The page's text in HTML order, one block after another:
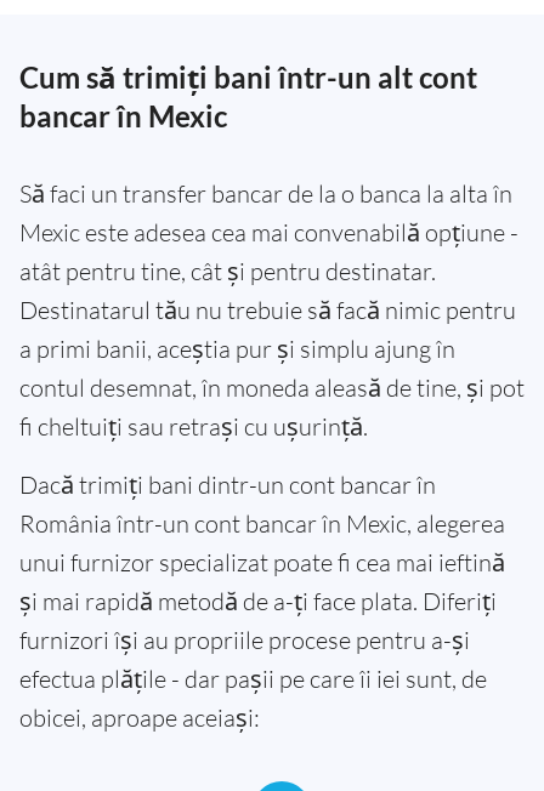
Cum să trimiți bani într-un alt cont
bancar în Mexic
Să faci un transfer bancar de la o banca la alta în
Mexic este adesea cea mai convenabilă opțiune -
atât pentru tine, cât și pentru destinatar.
Destinatarul tău nu trebuie să facă nimic pentru
a primi banii, aceștia pur și simplu ajung în
contul desemnat, în moneda aleasă de tine, și pot
fi cheltuiți sau retrași cu ușurință.
Dacă trimiți bani dintr-un cont bancar în
România într-un cont bancar în Mexic, alegerea
unui furnizor specializat poate fi cea mai ieftină
și mai rapidă metodă de a-ți face plata. Diferiți
furnizori își au propriile procese pentru a-și
efectua plățile - dar pașii pe care îi iei sunt, de
obicei, aproape aceiași: